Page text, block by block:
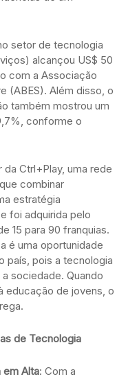
setor de tecnologia
alcançou US$ 50
com a Associação
(ABES). Além disso, o
também mostrou um
conforme o
Ctrl+Play, uma rede
combinar
estratégia
foi adquirida pelo
15 para 90 franquias.
é uma oportunidade
país, pois a tecnologia
sociedade. Quando
educação de jovens, o
de Tecnologia
em Alta: Com a